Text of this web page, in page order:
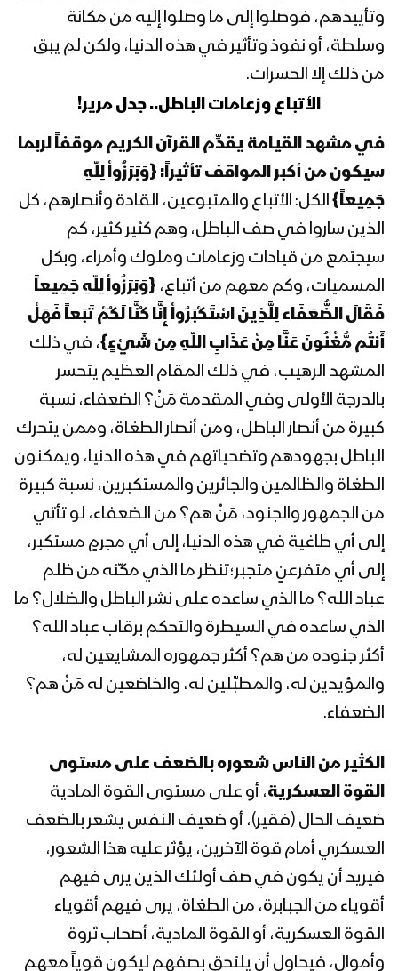
المحاضرة الرمضانية الثانية للسيد عبد الملك
04-2022م
المحاضرة الرمضانية الأولى للسيد عبد
كلمة قائد الثورة السيد عبدالملك بدرالدين
الحوثي خلال لقاء موسع استقبالا لشهر
رمضان المبارك 1443هـ
المحاضرة الرمضانية الثامنة والعشرون
للسيد عبدالملك بدرالدين الحوثي 30
رمضان 1442هـ
المحاضرة الرمضانية السابعة والعشرون
للسيد عبدالملك بدرالدين الحوثي 29
رمضان 1442هـ
المحاضرة الرمضانية السادسة والعشرون
للسيد عبدالملك بدرالدين الحوثي 28
المحاضرة الرمضانية الخامسة والعشرون
للسيد عبدالملك بدرالدين الحوثي 27
رمضان 1442هـ
المحاضرة الرمضانية الرابعة والعشرون
للسيد عبدالملك بدرالدين الحوثي 26
رمضان 1442هـ
1442هـ
المحاضرة الرمضانية الثانية والعشرون للسيد
عبد الملك بدر الدين الحوثي 23 رمضان
1442هـ
المحاضرة الرمضانية الحادية والعشرون
للسيد عبدالملك بدرالدين الحوثي 22
رمضان 1442هـ
وتأييدهم، فوصلوا إلى ما وصلوا إليه من مكانة
وسلطة، أو نفوذ وتأثير في هذه الدنيا، ولكن لم يبق
من ذلك إلا الحسرات.
الأتباع وزعامات الباطل.. جدل مرير!
في مشهد القيامة يقدِّم القرآن الكريم موقفاً لربما
سيكون من أكبر المواقف تأثيراً: {وَبَرَزُواْ لِلّهِ
جَمِيعاً} الكل: الأتباع والمتبوعين، القادة وأنصارهم، كل
الذين ساروا في صف الباطل، وهم كثير كثير، كم
سيجتمع من قيادات وزعامات وملوك وأمراء، وبكل
المسميات، وكم معهم من أتباع، {وَبَرَزُواْ لِلّهِ جَمِيعاً
فَقَالَ الضُّعَفَاء لِلَّذِينَ اسْتَكْبَرُواْ إِنَّا كُنَّا لَكُمْ تَبَعاً فَهَلْ
أَنتُم مُّغْنُونَ عَنَّا مِنْ عَذَابِ اللّهِ مِن شَيْءٍ}، في ذلك
المشهد الرهيب، في ذلك المقام العظيم يتحسر
بالدرجة الأولى وفي المقدمة مَنْ؟ الضعفاء، نسبة
كبيرة من أنصار الباطل، ومن أنصار الطغاة، وممن يتحرك
الباطل بجهودهم وتضحياتهم في هذه الدنيا، ويمكنون
الطغاة والظالمين والجائرين والمستكبرين، نسبة كبيرة
من الجمهور والجنود، مَنْ هم؟ من الضعفاء، لو تأتي
إلى أي طاغية في هذه الدنيا، إلى أي مجرمٍ مستكبر،
إلى أي متفرعنٍ متجبر؛تنظر ما الذي مكّنه من ظلم
عباد الله؟ ما الذي ساعده على نشر الباطل والضلال؟ ما
الذي ساعده في السيطرة والتحكم برقاب عباد الله؟
أكثر جنوده من هم؟ أكثر جمهوره المشايعين له،
والمؤيدين له، والمطبِّلين له، والخاضعين له مَنْ هم؟
الضعفاء.
الكثير من الناس شعوره بالضعف على مستوى
القوة العسكرية، أو على مستوى القوة المادية
ضعيف الحال (فقير)، أو ضعيف النفس يشعر بالضعف
العسكري أمام قوة الآخرين، يؤثر عليه هذا الشعور،
فيريد أن يكون في صف أولئك الذين يرى فيهم
أقوياء من الجبابرة، من الطغاة، يرى فيهم أقوياء
القوة العسكرية، أو القوة المادية، أصحاب ثروة
وأموال، فيحاول أن يلتحق بصفهم ليكون قوياً معهم